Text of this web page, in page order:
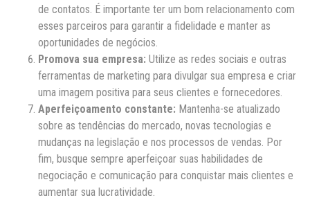
de contatos. É importante ter um bom relacionamento com
esses parceiros para garantir a fidelidade e manter as
oportunidades de negócios.
Promova sua empresa: Utilize as redes sociais e outras
ferramentas de marketing para divulgar sua empresa e criar
uma imagem positiva para seus clientes e fornecedores.
Aperfeiçoamento constante: Mantenha-se atualizado
sobre as tendências do mercado, novas tecnologias e
mudanças na legislação e nos processos de vendas. Por
fim, busque sempre aperfeiçoar suas habilidades de
negociação e comunicação para conquistar mais clientes e
aumentar sua lucratividade.